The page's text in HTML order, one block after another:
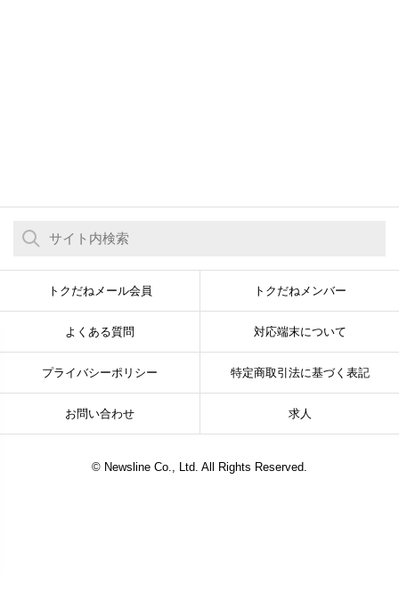
トクだねメール会員 トクだねメンバー
よくある質問 対応端末について
プライバシーポリシー 特定商取引法に基づく表記
お問い合わせ 求人
© Newsline Co., Ltd. All Rights Reserved.